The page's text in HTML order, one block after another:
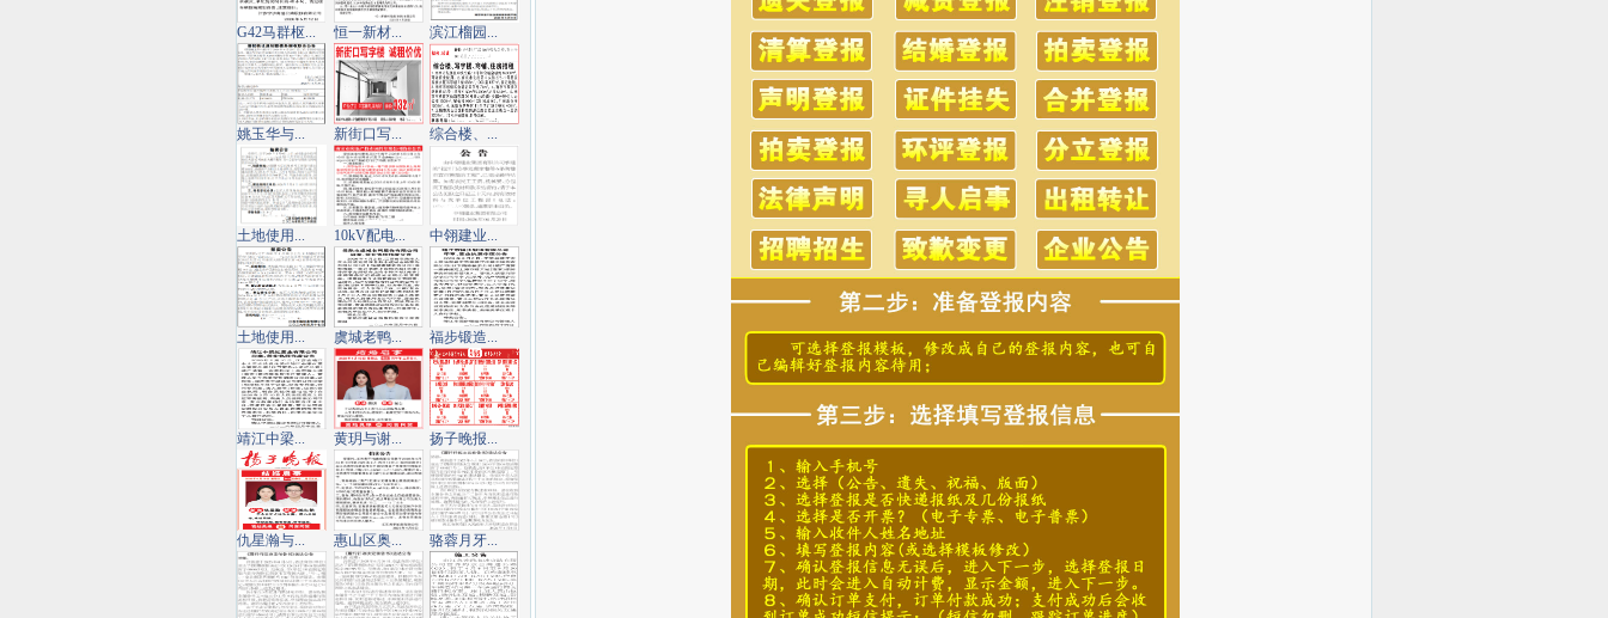
G42马群枢... 恒一新材... 滨江榴园...
姚玉华与... 新街口写... 综合楼、...
土地使用... 10kV配电... 中翎建业...
土地使用... 虞城老鸭... 福步锻造...
靖江中梁... 黄玥与谢... 扬子晚报...
仇星瀚与... 惠山区奥... 骆蓉月牙...